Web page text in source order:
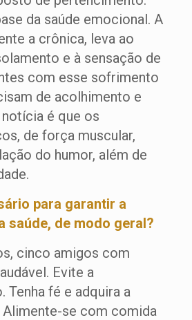
da saúde emocional. A
a crônica, leva ao
e à sensação de
com esse sofrimento
de acolhimento e
é que os
de força muscular,
do humor, além de
para garantir a
saúde, de modo geral?
cinco amigos com
Evite a
Tenha fé e adquira a
Alimente-se com comida